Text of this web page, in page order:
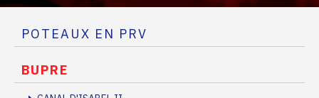
POTEAUX EN PRV
BUPRE